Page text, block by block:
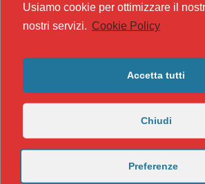
Usiamo cookie per ottimizzare il
nostri servizi. Cookie Policy
Accetta tutti
Chiudi
Preferenze